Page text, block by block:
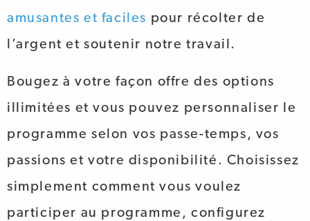
amusantes et faciles pour récolter de
l’argent et soutenir notre travail.
Bougez à votre façon offre des options
illimitées et vous pouvez personnaliser le
programme selon vos passe-temps, vos
passions et votre disponibilité. Choisissez
simplement comment vous voulez
participer au programme, configurez